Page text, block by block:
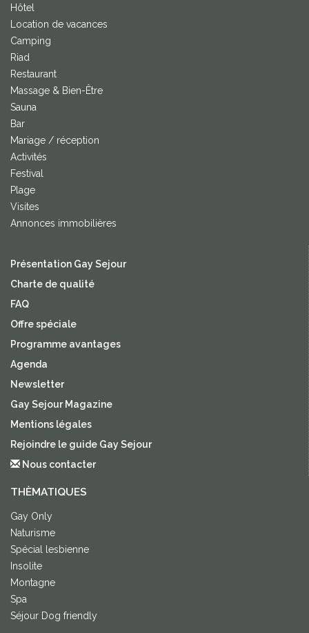
Hôtel
Location de vacances
Camping
Riad
Restaurant
Massage & Bien-Être
Sauna
Bar
Mariage / réception
Activités
Festival
Plage
Visites
Annonces immobilières
Présentation Gay Sejour
Charte de qualité
FAQ
Offre spéciale
Programme avantages
Agenda
Newsletter
Gay Sejour Magazine
Mentions légales
Rejoindre le guide Gay Sejour
Nous contacter
THÈMATIQUES
Gay Only
Naturisme
Spécial lesbienne
Insolite
Montagne
Spa
Séjour Dog friendly